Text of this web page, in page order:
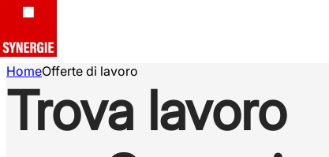
HomeOfferte di lavoro
Trova lavoro